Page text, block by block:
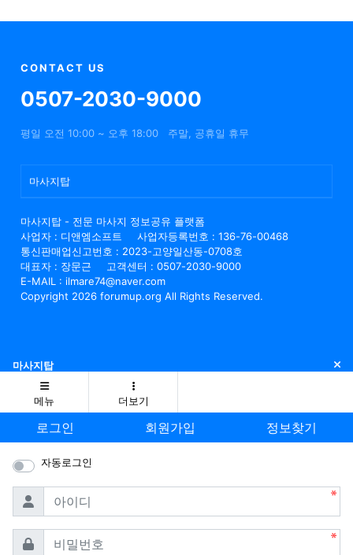
보
CONTACT US
0507-2030-9000
평일 오전 10:00 ~ 오후 18:00 주말, 공휴일 휴무
마사지탑
마사지탑 - 전문 마사지 정보공유 플랫폼
사업자 : 디앤엠소프트
사업자등록번호 : 136-76-00468
통신판매업신고번호 : 2023-고양일산동-0708호
대표자 : 장문근
고객센터 : 0507-2030-9000
E-MAIL : ilmare74@naver.com
Copyright 2026 forumup.org All Rights Reserved.
마사지탑 닫
메뉴 더보기
로그인 회원가입 정보찾기
자동로그인
아이디
비밀번호